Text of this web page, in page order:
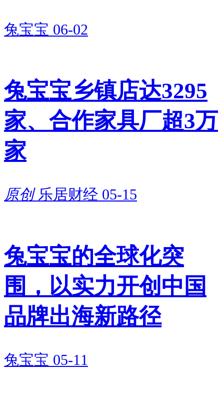
重启IPO，最大的底气来自稳步
过去几年，家居行业整体起伏不
定，下游地产、家装市场波动明
显，身处上游的佳饰家也受到波
及，业绩出现小幅波动。行业低
谷期，公司营收和盈利增速有所
放缓，经营压力有所凸显。
司新产能持续释放，佳饰家的经
营状态快速回升，业绩重回稳健
增长通道，盈利能力稳步修复，
为本次重启IPO筑牢了基本面根
基。
此外，多年深耕饰面材料赛道，
兔宝宝 06-02
兔宝宝乡镇店达3295
家、合作家具厂超3万
家
原创 乐居财经 05-15
兔宝宝的全球化突
围，以实力开创中国
品牌出海新路径
兔宝宝 05-11